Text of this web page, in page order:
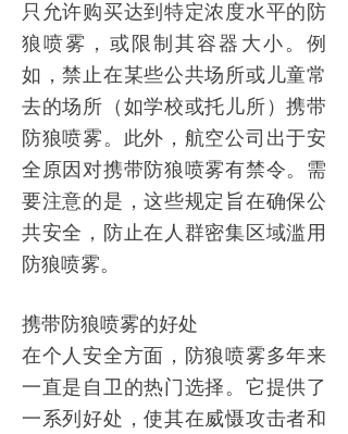
只允许购买达到特定浓度水平的 防
狼喷雾 ，或限制其容器大小。例
如，禁止在某些公共场所或儿童常
去的场所（如学校或托儿所）携带
防狼喷雾。此外，航空公司出于安
全原因对携带 防狼喷雾有禁令。需
要注意的是，这些规定旨在确保公
共安全，防止在人群密集区域滥用
防狼喷雾。
携带 防狼喷雾的好处
在个人安全方面， 防狼喷雾多年来
一直是自卫的热门选择。它提供了
一系列好处，使其在威慑攻击者和